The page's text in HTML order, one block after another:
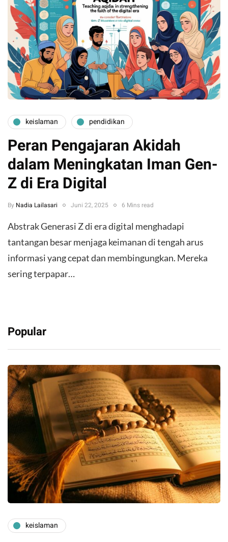
keislaman pendidikan
Peran Pengajaran Akidah
dalam Meningkatan Iman Gen-
Z di Era Digital
By Nadia Lailasari Juni 22, 2025 6 Mins read
Abstrak Generasi Z di era digital menghadapi
tantangan besar menjaga keimanan di tengah arus
informasi yang cepat dan membingungkan. Mereka
sering terpapar…
Popular
keislaman